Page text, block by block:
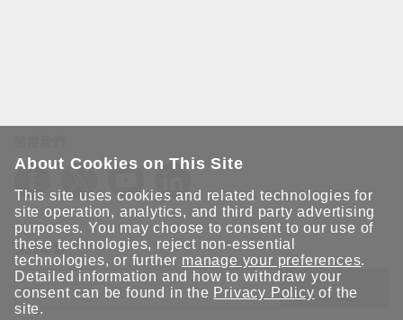
保持聯繫
送出
About Cookies on This Site
This site uses cookies and related technologies for
site operation, analytics, and third party advertising
purposes. You may choose to consent to our use of
these technologies, reject non-essential
technologies, or further manage your preferences.
Detailed information and how to withdraw your
consent can be found in the Privacy Policy of the
site.